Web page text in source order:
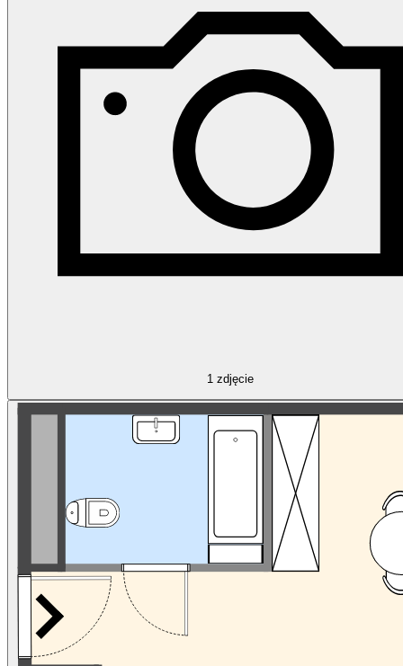
1 zdjęcie